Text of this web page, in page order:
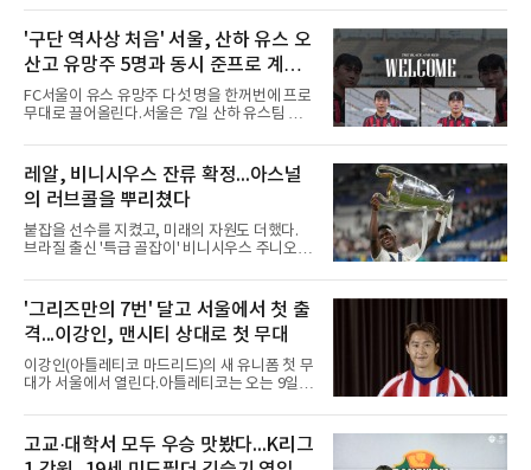
비판이 홍 전 감독에게 집중됐지만 경찰의 시선
은 다른 곳을 향한다. 성적 부진과 별개로 선임
과정에 부당함이 있었는지가 수사의 본류다.7일
연합뉴스 취재를 종합하면 서울경찰청 광역수사
단 금융범죄수사대는 전날 축구협회 사무실 등
을 압수수색해 감독 선임 관련 자료를 다수 확보
했다. 특히 감독 후보를 검토해 이사회에 추천하
독을 1순위 후보로 정하고 검증한 과정, 이사회
의 최종 승인 경위를 살
'구단 역사상 처음' 서울, 산하 유스 오
산고 유망주 5명과 동시 준프로 계
약...ACL2 겨냥
FC서울이 유스 유망주 다섯 명을 한꺼번에 프로
무대로 끌어올린다.서울은 7일 산하 유스팀 서
다고 밝혔다. 한 번에 다섯 명과 계약한 것은 구
단 역사상 처음으로, 3학년 김강준·신지섭·이서
현·정현웅과 2학년 정하원이 대상이다.오산고의
성적이 배경이 됐다. 올 시즌 백운기 전국 고등학
교 축구대회와 코리아풋볼파크 U-18 챔피언스
컵, K리그 U-17 챔피언십을 잇달아 제패했다.시
기도 맞물렸다. 서울은 9월 시작하는 아시아축
무대 경험을 주려 했다.면면도 다양하다. 측면 공
격수 정현웅은 돌파력이
레알, 비니시우스 잔류 확정...아스널
의 러브콜을 뿌리쳤다
붙잡을 선수를 지켰고, 미래의 자원도 더했다.
브라질 출신 '특급 골잡이' 비니시우스 주니오르
이어간다.스페인 프로축구 프리메라리가 '거함'
레알 마드리드는 7일(한국시간) 비니시우스와
2032년 6월 30일까지 유효한 6년 연장 계약에
합의했다고 공식 발표했다. 비니시우스는 재계
약 확정 후 사회관계망서비스(SNS)에 베르나베
우에서의 8년은 너무 짧다며, 앞으로 6년, 그리
고 영원히 함께하겠다고 애정을 드러냈다.성사
관심을 받았는데, 18개월간 이어진 재계약 협상
이 한때 교착됐기 때문이다. 그러
'그리즈만의 7번' 달고 서울에서 첫 출
격...이강인, 맨시티 상대로 첫 무대
이강인(아틀레티코 마드리드)의 새 유니폼 첫 무
대가 서울에서 열린다.아틀레티코는 오는 9일
와 2026 쿠팡플레이 시리즈 친선 경기를 치른다.
구단 소집 명단에 이강인이 포함되면서 변수가
없는 한 그의 첫 출격은 서울이 된다.등번호부터
고교·대학서 모두 우승 맛봤다...K리그